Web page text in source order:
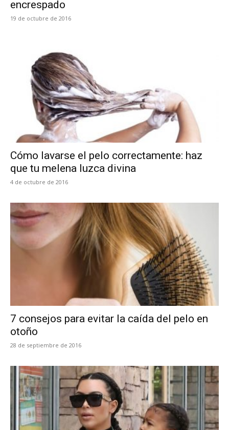
encrespado
19 de octubre de 2016
Cómo lavarse el pelo correctamente: haz
que tu melena luzca divina
4 de octubre de 2016
7 consejos para evitar la caída del pelo en
otoño
28 de septiembre de 2016